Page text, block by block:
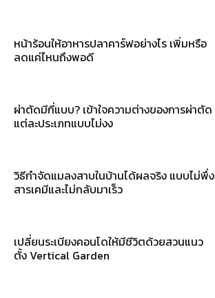
หน้าร้อนให้อาหารปลาคาร์ฟอย่างไร เพิ่มหรือ
ลดแค่ไหนถึงพอดี
ผ่าตัดมีกี่แบบ? เข้าใจความต่างของการผ่าตัด
แต่ละประเภทแบบไม่งง
วิธีกำจัดแมลงสาบในบ้านได้ผลจริง แบบไม่พึ่ง
สารเคมีและไม่กลับมาเร็ว
เปลี่ยนระเบียงคอนโดให้มีชีวิตด้วยสวนแนว
ตั้ง Vertical Garden